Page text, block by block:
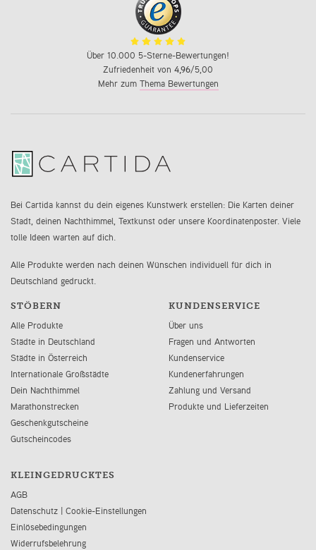
Über 10.000 5-Sterne-Bewertungen!
Zufriedenheit von 4,96/5,00
Mehr zum Thema Bewertungen
Bei Cartida kannst du dein eigenes Kunstwerk erstellen: Die Karten deiner
Stadt, deinen Nachthimmel, Textkunst oder unsere Koordinatenposter. Viele
tolle Ideen warten auf dich.
Alle Produkte werden nach deinen Wünschen individuell für dich in
Deutschland gedruckt.
STÖBERN
Alle Produkte
Städte in Deutschland
Städte in Österreich
Internationale Großstädte
Dein Nachthimmel
Marathonstrecken
Geschenkgutscheine
Gutscheincodes
KUNDENSERVICE
Über uns
Fragen und Antworten
Kundenservice
Kundenerfahrungen
Zahlung und Versand
Produkte und Lieferzeiten
KLEINGEDRUCKTES
AGB
Datenschutz | Cookie-Einstellungen
Einlösebedingungen
Widerrufsbelehrung